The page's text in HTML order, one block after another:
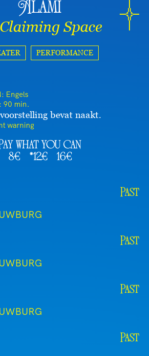
Alami
Space
PERFORMANCE
Engels
90 min.
bevat naakt.
warning
Past
Past
Past
Past
what you can
8€
*12€ 16€